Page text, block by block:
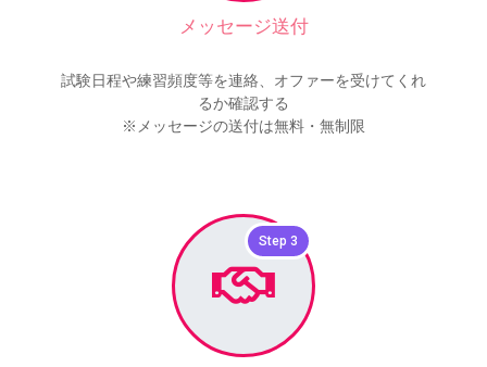
メッセージ送付
試験日程や練習頻度等を連絡、オファーを受けてくれ
るか確認する
※メッセージの送付は無料・無制限
Step 3